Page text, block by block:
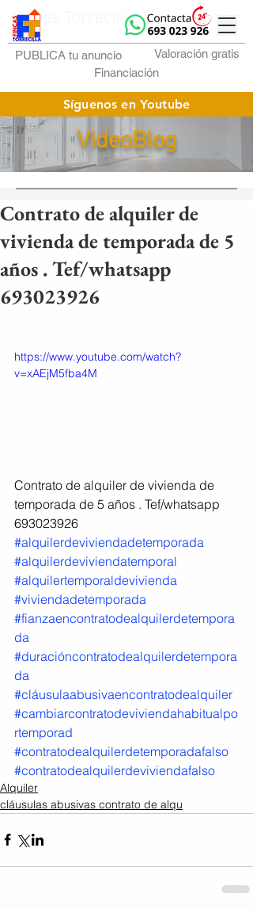
Fincas Torrecilla
PUBLICA tu anuncio
Valoración gratis
Financiación
Síguenos en Youtube
VideoBlog
Contrato de alquiler de
vivienda de temporada de 5
años . Tef/whatsapp
693023926
https://www.youtube.com/watch?
v=xAEjM5fba4M
Contrato de alquiler de vivienda de
temporada de 5 años . Tef/whatsapp
693023926
#alquilerdeviviendadetemporada
#alquilerdeviviendatemporal
#alquilertemporaldevivienda
#viviendadetemporada
#fianzaencontratodealquilerdetempora
da
#duracióncontratodealquilerdetempora
da
#cláusulaabusivaencontratodealquiler
#cambiarcontratodeviviendahabitualpo
rtemporad
#contratodealquilerdetemporadafalso
#contratodealquilerdeviviendafalso
Alquiler
cláusulas abusivas contrato de alqu